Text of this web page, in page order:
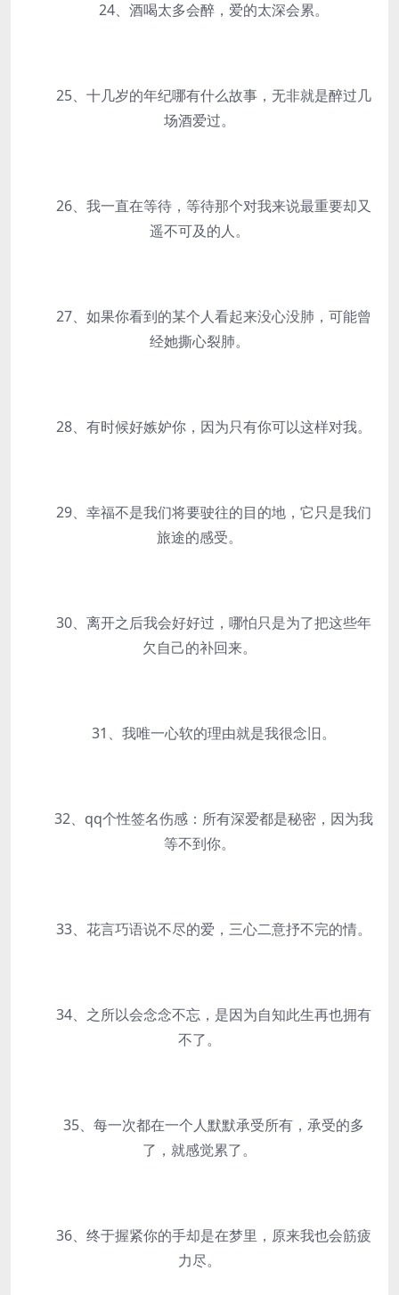
24、酒喝太多会醉，爱的太深会累。
25、十几岁的年纪哪有什么故事，无非就是醉过几
场酒爱过。
26、我一直在等待，等待那个对我来说最重要却又
遥不可及的人。
27、如果你看到的某个人看起来没心没肺，可能曾
经她撕心裂肺。
28、有时候好嫉妒你，因为只有你可以这样对我。
29、幸福不是我们将要驶往的目的地，它只是我们
旅途的感受。
30、离开之后我会好好过，哪怕只是为了把这些年
欠自己的补回来。
31、我唯一心软的理由就是我很念旧。
32、qq个性签名伤感：所有深爱都是秘密，因为我
等不到你。
33、花言巧语说不尽的爱，三心二意抒不完的情。
34、之所以会念念不忘，是因为自知此生再也拥有
不了。
35、每一次都在一个人默默承受所有，承受的多
了，就感觉累了。
36、终于握紧你的手却是在梦里，原来我也会筋疲
力尽。